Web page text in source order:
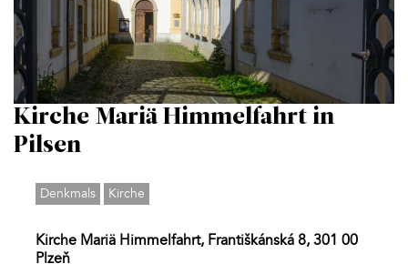
Kirche Mariä Himmelfahrt in
Pilsen
Denkmals Kirche
Kirche Mariä Himmelfahrt, Františkánská 8, 301 00
Plzeň